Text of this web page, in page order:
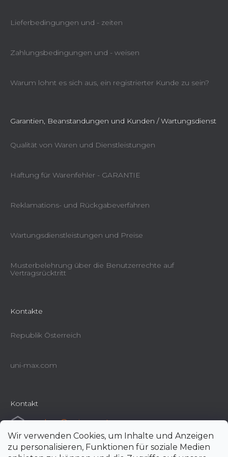
Wir verwenden Cookies, um Inhalte und Anzeigen
zu personalisieren, Funktionen für soziale Medien
Lieferbedingungen und - zeiten
Zahlungsbedingungen und - weisen
Warum lohnt es sich aus, ein registrierter Kunde zu sein?
Garantien, Beanstandungen und Kunden / Wartungsdienst
Qualität von Waren und Dienstleistungen
Haftung für Warenfehler - GARANTIE
Reklamations- und Rückgabeverfahren
Wartungsdienstleistungen und Preise
Musterbelehrung über die Benutzerrechte auf
Vertragsrücktritt
Kontakte
Republik Österreich
uni-max.com
Kontakt
e-shop@uni-max.at
+420 266 190 190